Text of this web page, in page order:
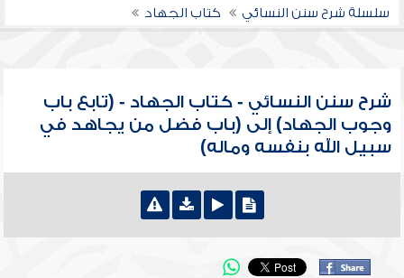
سلسلة شرح سنن النسائي
كتاب الجهاد
شرح سنن النسائي - كتاب الجهاد - (تابع باب
وجوب الجهاد) إلى (باب فضل من يجاهد في
سبيل الله بنفسه وماله)